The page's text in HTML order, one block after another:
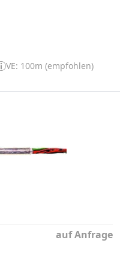
VE: 100m (empfohlen)
auf Anfrage